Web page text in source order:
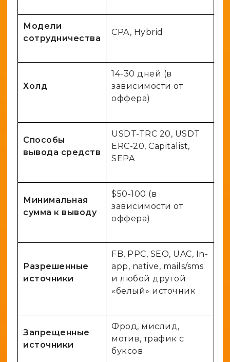
Модели
сотрудничества
CPA, Hybrid
Холд
14-30 дней (в
зависимости от
оффера)
Способы
вывода средств
USDT-TRC 20, USDT
ERC-20, Capitalist,
SEPA
Минимальная
сумма к выводу
$50-100 (в
зависимости от
оффера)
Разрешенные
источники
FB, PPC, SEO, UAC, In-
app, native, mails/sms
и любой другой
«белый» источник
Запрещенные
источники
Фрод, мислид,
мотив, трафик с
буксов